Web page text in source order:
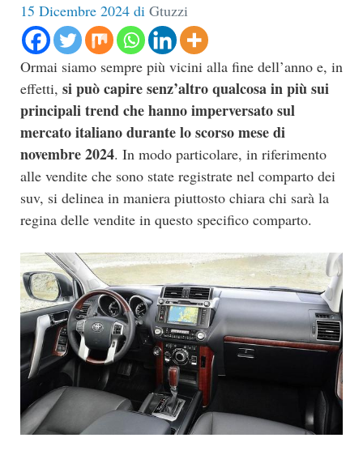
15 Dicembre 2024 di Gtuzzi
Ormai siamo sempre più vicini alla fine dell’anno e, in
effetti, si può capire senz’altro qualcosa in più sui
principali trend che hanno imperversato sul
mercato italiano durante lo scorso mese di
novembre 2024. In modo particolare, in riferimento
alle vendite che sono state registrate nel comparto dei
suv, si delinea in maniera piuttosto chiara chi sarà la
regina delle vendite in questo specifico comparto.